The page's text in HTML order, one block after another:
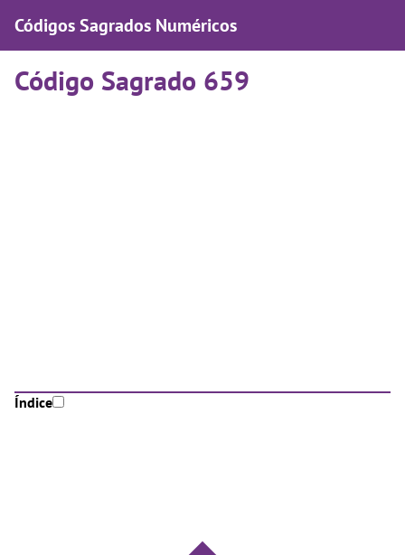
Códigos Sagrados Numéricos
Código Sagrado 659
Índice